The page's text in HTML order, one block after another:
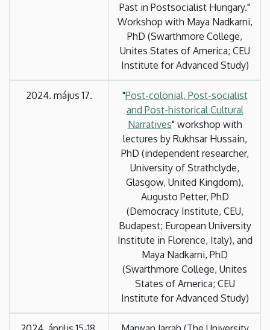
Past in Postsocialist Hungary."
Workshop with Maya Nadkarni,
PhD (Swarthmore College,
Unites States of America; CEU
Institute for Advanced Study)
2024. május 17. "Post-colonial, Post-socialist
and Post-historical Cultural
Narratives" workshop with
lectures by Rukhsar Hussain,
PhD (independent researcher,
University of Strathclyde,
Glasgow, United Kingdom),
Augusto Petter, PhD
(Democracy Institute, CEU,
Budapest; European University
Institute in Florence, Italy), and
Maya Nadkarni, PhD
(Swarthmore College, Unites
States of America; CEU
Institute for Advanced Study)